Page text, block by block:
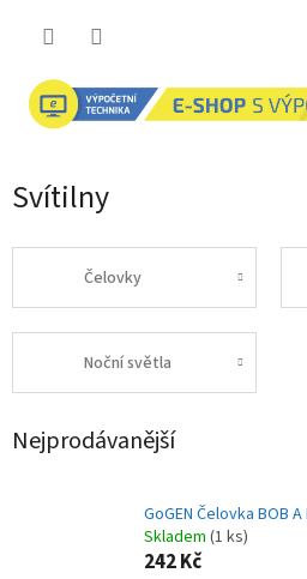
Svítilny
Čelovky
Noční světla
Nejprodávanější
GoGEN Čelovka BOB A
Skladem (1 ks)
242 Kč